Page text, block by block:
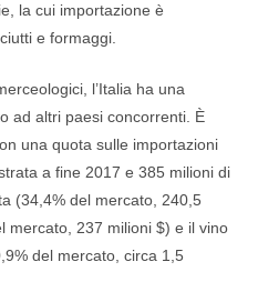
la cui importazione è
e formaggi.
l’Italia ha una
ad altri paesi concorrenti. È
una quota sulle importazioni
a fine 2017 e 385 milioni di
(34,4% del mercato, 240,5
mercato, 237 milioni $) e il vino
del mercato, circa 1,5